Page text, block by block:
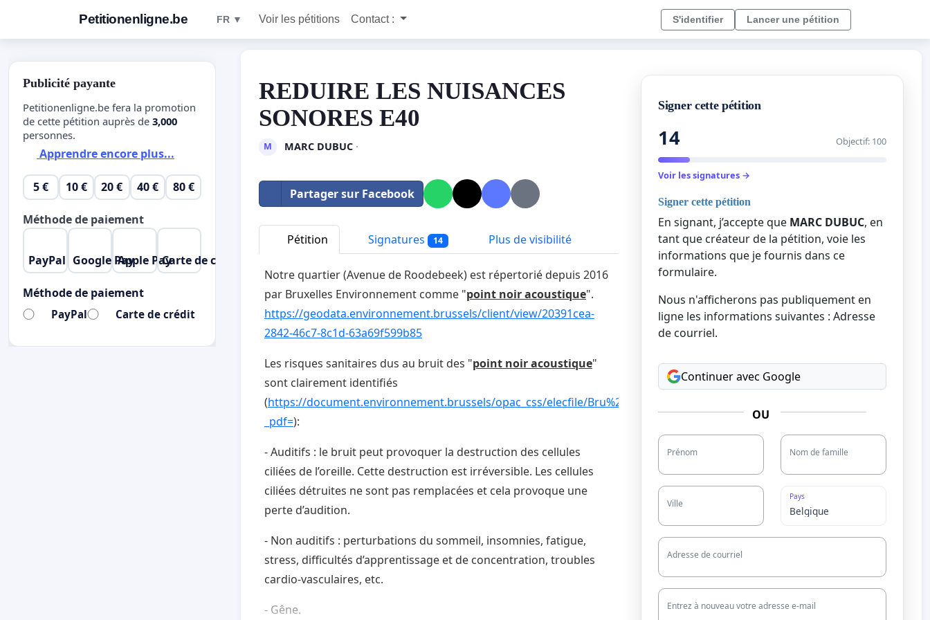
Petitionenligne.be FR ▼ Voir les pétitions Contact : S'identifier Lancer une pétition
REDUIRE LES NUISANCES
SONORES E40
M MARC DUBUC·
Partager sur Facebook
Pétition Signatures 14 Plus de visibilité
Notre quartier (Avenue de Roodebeek) est répertorié depuis 2016
par Bruxelles Environnement comme "point noir acoustique".
https://geodata.environnement.brussels/client/view/20391cea-
2842-46c7-8c1d-63a69f599b85
Les risques sanitaires dus au bruit des "point noir acoustique"
sont clairement identifiés
(https://document.environnement.brussels/opac_css/elecfile/Bru%203?
_pdf=):
- Auditifs : le bruit peut provoquer la destruction des cellules
ciliées de l’oreille. Cette destruction est irréversible. Les cellules
ciliées détruites ne sont pas remplacées et cela provoque une
perte d’audition.
- Non auditifs : perturbations du sommeil, insomnies, fatigue,
stress, difficultés d’apprentissage et de concentration, troubles
cardio-vasculaires, etc.
- Gêne.
Signer cette pétition
14 Objectif: 100
Voir les signatures →
Signer cette pétition
En signant, j’accepte que MARC DUBUC, en
tant que créateur de la pétition, voie les
informations que je fournis dans ce
formulaire.
Nous n'afficherons pas publiquement en
ligne les informations suivantes : Adresse
de courriel.
Continuer avec Google
OU
Prénom Nom de famille
Ville
Pays
Adresse de courriel
Entrez à nouveau votre adresse e-mail
Publicité payante
Petitionenligne.be fera la promotion
de cette pétition auprès de 3,000
personnes.
Apprendre encore plus...
5 € 10 € 20 € 40 € 80 €
Méthode de paiement
PayPal Google PayApple PayCarte de crédit
Méthode de paiement
PayPal Carte de crédit